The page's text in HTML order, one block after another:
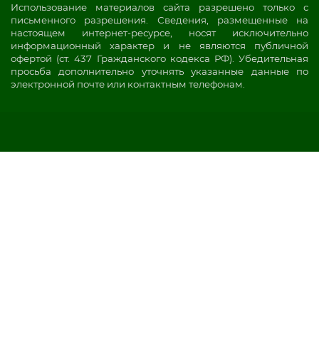
Использование материалов сайта разрешено только с
письменного разрешения. Сведения, размещенные на
настоящем интернет-ресурсе, носят исключительно
информационный характер и не являются публичной
офертой (ст. 437 Гражданского кодекса РФ). Убедительная
просьба дополнительно уточнять указанные данные по
электронной почте или контактным телефонам.